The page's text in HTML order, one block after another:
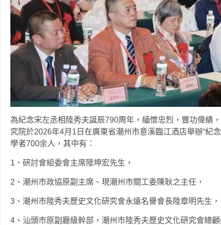
為紀念宋左丞相陸秀夫誕辰790周年，緬懷忠烈，豐功偉績
究院於2026年4月1日在廣東省潮州市意溪臨江酒店舉辦“紀
學者700余人，其中有：
1、研討會組委會主席陸坤宏先生，
2、潮州市政協原副主席、現潮州市關工委陳耿之主任，
3、潮州市陸秀夫歷史文化研究會永遠名譽會長陸章明先生，
4、汕頭市原副廳級幹部，潮州市陸秀夫歷史文化研究會總